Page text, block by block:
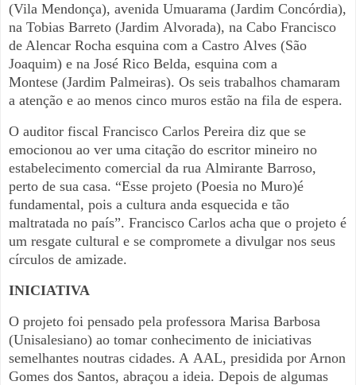
(Vila Mendonça), avenida Umuarama (Jardim Concórdia),
na Tobias Barreto (Jardim Alvorada), na Cabo Francisco
de Alencar Rocha esquina com a Castro Alves (São
Joaquim) e na José Rico Belda, esquina com a
Montese (Jardim Palmeiras). Os seis trabalhos chamaram
a atenção e ao menos cinco muros estão na fila de espera.
O auditor fiscal Francisco Carlos Pereira diz que se
emocionou ao ver uma citação do escritor mineiro no
estabelecimento comercial da rua Almirante Barroso,
perto de sua casa. “Esse projeto (Poesia no Muro)é
fundamental, pois a cultura anda esquecida e tão
maltratada no país”. Francisco Carlos acha que o projeto é
um resgate cultural e se compromete a divulgar nos seus
círculos de amizade.
INICIATIVA
O projeto foi pensado pela professora Marisa Barbosa
(Unisalesiano) ao tomar conhecimento de iniciativas
semelhantes noutras cidades. A AAL, presidida por Arnon
Gomes dos Santos, abraçou a ideia. Depois de algumas